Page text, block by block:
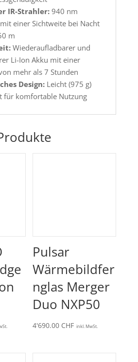
IR-Strahler:940 nm
einer Sichtweite bei Nacht
m
Wiederaufladbarer und
Li-Ion Akku mit einer
mehr als 7 Stunden
Design:Leicht (975 g)
für komfortable Nutzung
Pulsar
Wärmebildfer
nglas Merger
Duo NXP50
4'690.00 CHF inkl. MwSt.